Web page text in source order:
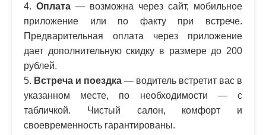
4. Оплата — возможна через сайт, мобильное
приложение или по факту при встрече.
Предварительная оплата через приложение
дает дополнительную скидку в размере до 200
рублей.
5. Встреча и поездка — водитель встретит вас в
указанном месте, по необходимости — с
табличкой. Чистый салон, комфорт и
своевременность гарантированы.